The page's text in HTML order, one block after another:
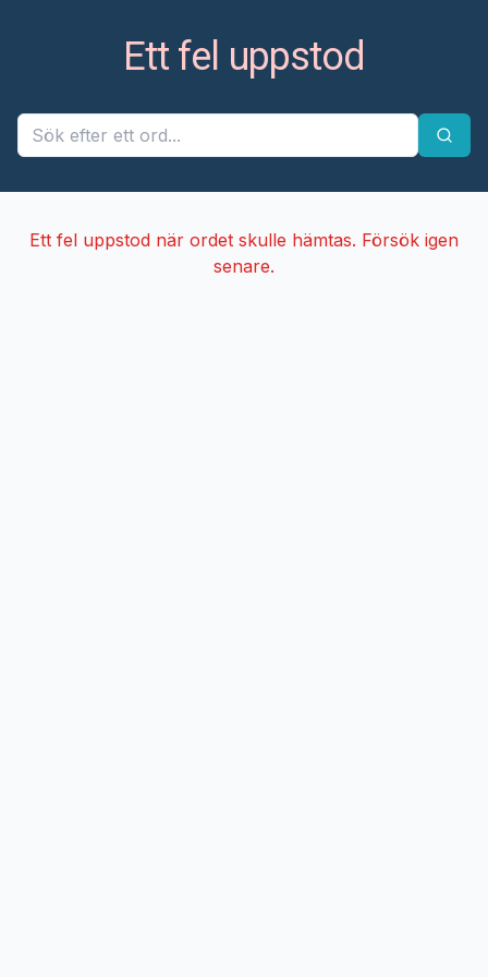
Ett fel uppstod
Ett fel uppstod när ordet skulle hämtas. Försök igen
senare.